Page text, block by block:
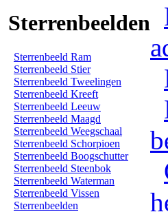
Sterrenbeelden
Sterrenbeeld Ram
Sterrenbeeld Stier
Sterrenbeeld Tweelingen
Sterrenbeeld Kreeft
Sterrenbeeld Leeuw
Sterrenbeeld Maagd
Sterrenbeeld Weegschaal
Sterrenbeeld Schorpioen
Sterrenbeeld Boogschutter
Sterrenbeeld Steenbok
Sterrenbeeld Waterman
Sterrenbeeld Vissen
Sterrenbeelden